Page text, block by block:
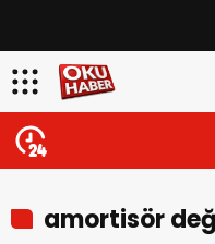
amortisör